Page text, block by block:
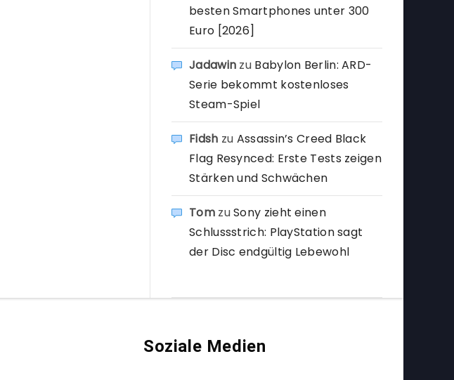
besten Smartphones unter 300
Euro [2026]
Jadawin zu Babylon Berlin: ARD-
Serie bekommt kostenloses
Steam-Spiel
Fidsh zu Assassin’s Creed Black
Flag Resynced: Erste Tests zeigen
Stärken und Schwächen
TomzuSony zieht einen
Schlussstrich: PlayStation sagt
der Disc endgültig Lebewohl
Soziale Medien